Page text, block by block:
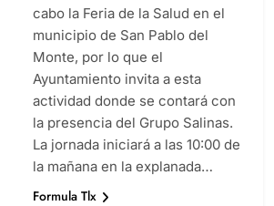
tiene en la mira
Agosto 6, 2026
Nuevamente Coca-Cola anuncia el
aumento a sus productos en
México
Agosto 6, 2026
César Gastélum es asesinado
durante una transmisión en vido
en Sinaloa
Agosto 6, 2026
En Tailandia un futbolista muere
tras ser alcanzado por un rayo
durante un partido
Agosto 6, 2026
cabo la Feria de la Salud en el
municipio de San Pablo del
Monte, por lo que el
Ayuntamiento invita a esta
actividad donde se contará con
la presencia del Grupo Salinas.
La jornada iniciará a las 10:00 de
la mañana en la explanada…
Formula Tlx